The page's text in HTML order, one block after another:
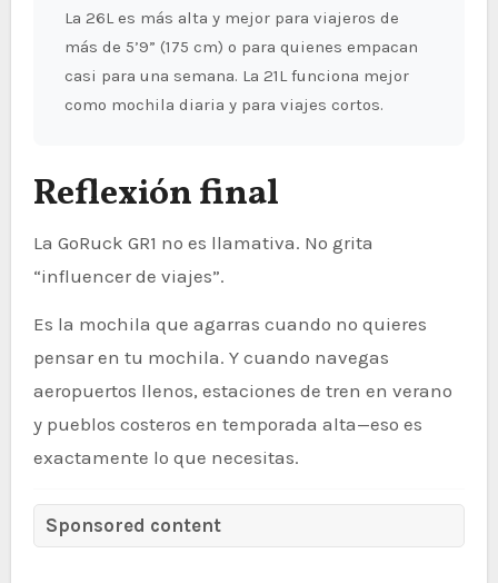
La 26L es más alta y mejor para viajeros de
más de 5’9” (175 cm) o para quienes empacan
casi para una semana. La 21L funciona mejor
como mochila diaria y para viajes cortos.
Reflexión final
La GoRuck GR1 no es llamativa. No grita
“influencer de viajes”.
Es la mochila que agarras cuando no quieres
pensar en tu mochila. Y cuando navegas
aeropuertos llenos, estaciones de tren en verano
y pueblos costeros en temporada alta—eso es
exactamente lo que necesitas.
Sponsored content